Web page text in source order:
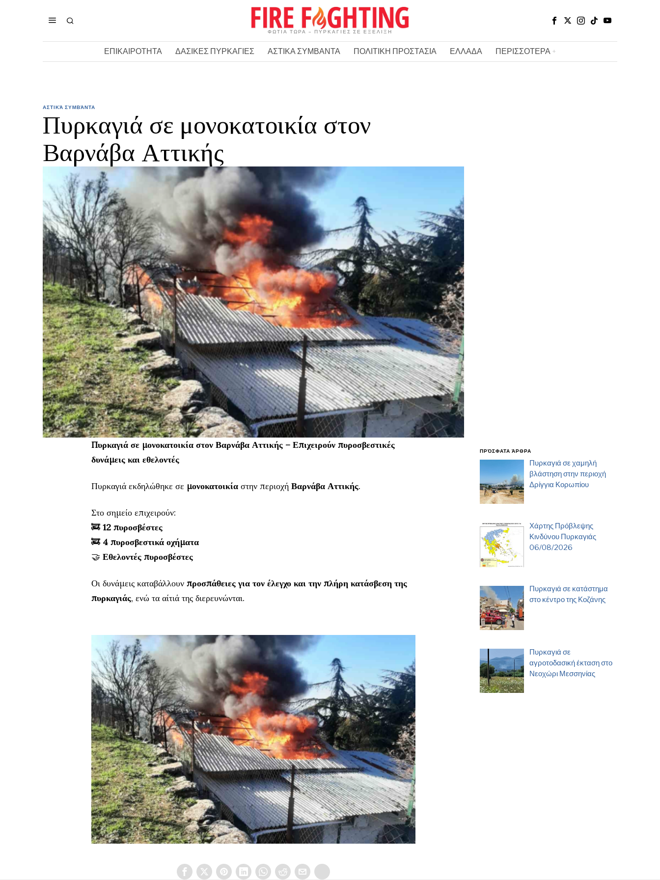
ΦΩΤΙΑ ΤΩΡΑ – ΠΥΡΚΑΓΙΕΣ ΣΕ ΕΞΕΛΙΞΗ
ΕΠΙΚΑΙΡΟΤΗΤΑ ΔΑΣΙΚΕΣ ΠΥΡΚΑΓΙΕΣ ΑΣΤΙΚΑ ΣΥΜΒΑΝΤΑ ΠΟΛΙΤΙΚΗ ΠΡΟΣΤΑΣΙΑ ΕΛΛΑΔΑ ΠΕΡΙΣΣΟΤΕΡΑ
ΑΣΤΙΚΆ ΣΥΜΒΆΝΤΑ
Πυρκαγιά σε μονοκατοικία στον
Βαρνάβα Αττικής
Πυρκαγιά σε μονοκατοικία στον Βαρνάβα Αττικής – Επιχειρούν πυροσβεστικές
δυνάμεις και εθελοντές
Πυρκαγιά εκδηλώθηκε σε μονοκατοικία στην περιοχή Βαρνάβα Αττικής.
Στο σημείο επιχειρούν:
🚒 12 πυροσβέστες
🚒 4 πυροσβεστικά οχήματα
🤝 Εθελοντές πυροσβέστες
Οι δυνάμεις καταβάλλουν προσπάθειες για τον έλεγχο και την πλήρη κατάσβεση της
πυρκαγιάς, ενώ τα αίτιά της διερευνώνται.
ΠΡΌΣΦΑΤΑ ΆΡΘΡΑ
Πυρκαγιά σε χαμηλή
βλάστηση στην περιοχή
Δρίγγια Κορωπίου
Χάρτης Πρόβλεψης
Κινδύνου Πυρκαγιάς
06/08/2026
Πυρκαγιά σε κατάστημα
στο κέντρο της Κοζάνης
Πυρκαγιά σε
αγροτοδασική έκταση στο
Νεοχώρι Μεσσηνίας